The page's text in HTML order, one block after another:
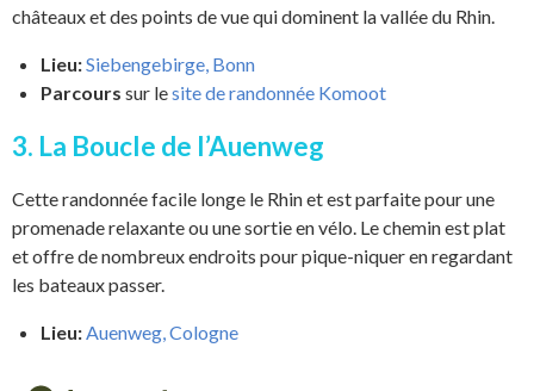
châteaux et des points de vue qui dominent la vallée du Rhin.
Lieu:Siebengebirge, Bonn
Parcours sur lesite de randonnée Komoot
3. La Boucle de l’Auenweg
Cette randonnée facile longe le Rhin et est parfaite pour une
promenade relaxante ou une sortie en vélo. Le chemin est plat
et offre de nombreux endroits pour pique-niquer en regardant
les bateaux passer.
Lieu: Auenweg, Cologne